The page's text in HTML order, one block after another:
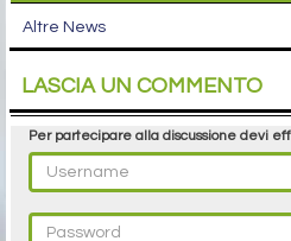
Altre News
LASCIA UN COMMENTO
Per partecipare alla discussione devi